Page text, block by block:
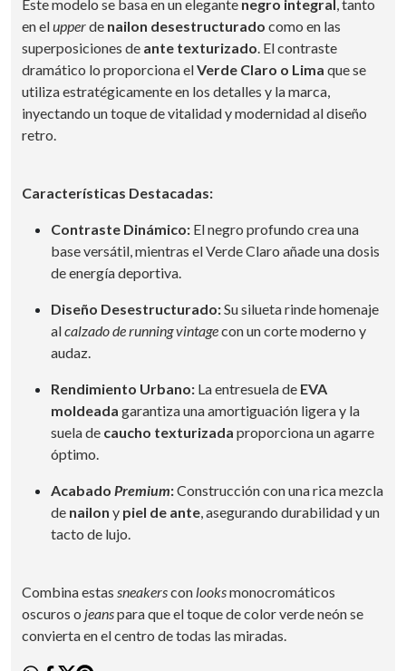
Este modelo se basa en un elegante negro integral , tanto
en elupperde nailon desestructurado como en las
superposiciones de ante texturizado . El contraste
dramático lo proporciona elVerde Claro o Lima que se
utiliza estratégicamente en los detalles y la marca,
inyectando un toque de vitalidad y modernidad al diseño
retro.
Características Destacadas:
Contraste Dinámico: El negro profundo crea una
base versátil, mientras el Verde Claro añade una dosis
de energía deportiva.
Diseño Desestructurado:Su silueta rinde homenaje
alcalzado de running vintagecon un corte moderno y
audaz.
Rendimiento Urbano: La entresuela de EVA
moldeada garantiza una amortiguación ligera y la
suela de caucho texturizada proporciona un agarre
óptimo.
Acabado Premium:Construcción con una rica mezcla
de nailon y piel de ante , asegurando durabilidad y un
tacto de lujo.
Combina estas sneakerscon looksmonocromáticos
oscuros o jeanspara que el toque de color verde neón se
convierta en el centro de todas las miradas.